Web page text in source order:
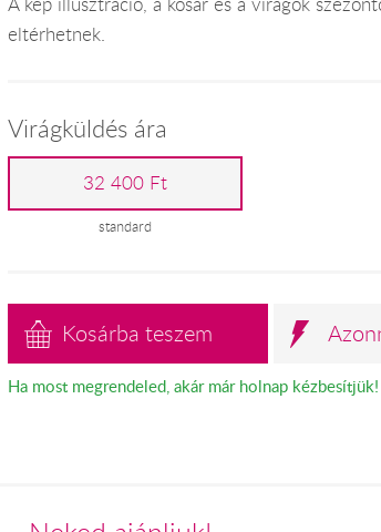
eltérhetnek.
Virágküldés ára
32 400 Ft
standard
Kosárba teszem
Ha most megrendeled, akár már holnap kézbesítjük!